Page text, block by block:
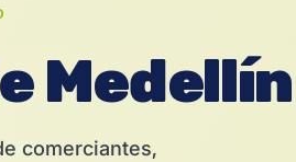
Medellín
comerciantes,